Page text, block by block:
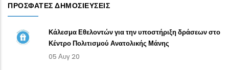
ΠΡΌΣΦΑΤΕΣ ΔΗΜΟΣΙΕΎΣΕΙΣ
Κάλεσμα Εθελοντών για την υποστήριξη δράσεων στο
Κέντρο Πολιτισμού Ανατολικής Μάνης
05 Αυγ 20